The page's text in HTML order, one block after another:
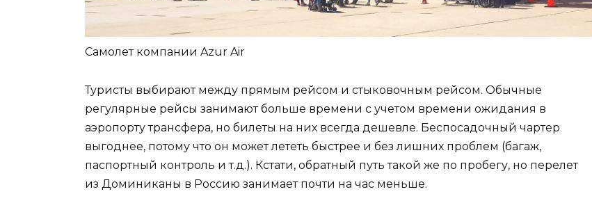
Самолет компании Azur Air
Туристы выбирают между прямым рейсом и стыковочным рейсом. Обычные
регулярные рейсы занимают больше времени с учетом времени ожидания в
аэропорту трансфера, но билеты на них всегда дешевле. Беспосадочный чартер
выгоднее, потому что он может лететь быстрее и без лишних проблем (багаж,
паспортный контроль и т.д.). Кстати, обратный путь такой же по пробегу, но перелет
из Доминиканы в Россию занимает почти на час меньше.